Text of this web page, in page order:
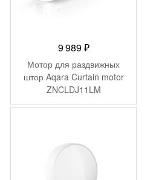
9 989₽
Мотор для раздвижных
штор Aqara Curtain motor
ZNCLDJ11LM